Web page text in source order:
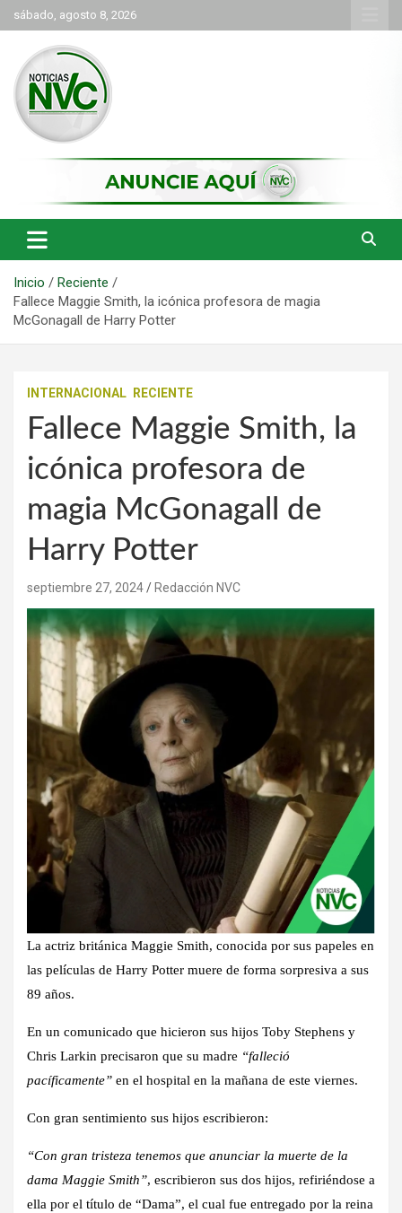
Saltar
al
contenido
sábado, agosto 8, 2026
NVC Noticias
Inicio
Reciente
Fallece Maggie Smith, la icónica profesora de magia
McGonagall de Harry Potter
INTERNACIONAL RECIENTE
Fallece Maggie Smith, la
icónica profesora de
magia McGonagall de
Harry Potter
septiembre 27, 2024 Redacción NVC
La actriz británica Maggie Smith, conocida por sus papeles en
las películas de Harry Potter muere de forma sorpresiva a sus
89 años.
En un comunicado que hicieron sus hijos Toby Stephens y
Chris Larkin precisaron que su madre “falleció
pacíficamente” en el hospital en la mañana de este viernes.
Con gran sentimiento sus hijos escribieron:
“Con gran tristeza tenemos que anunciar la muerte de la
dama Maggie Smith”, escribieron sus dos hijos, refiriéndose a
ella por el título de “Dama”, el cual fue entregado por la reina